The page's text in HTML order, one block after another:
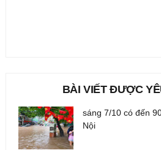
BÀI VIẾT ĐƯỢC
sáng 7/10 có đến
Nội